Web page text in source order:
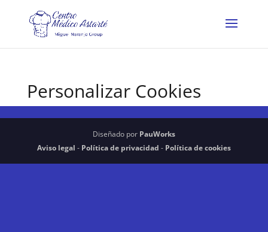
Personalizar Cookies
Diseñado por PauWorks
Aviso legal - Política de privacidad - Política de cookies